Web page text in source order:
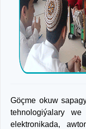
Göçme okuw
tehnologiýalary
elektronikada,